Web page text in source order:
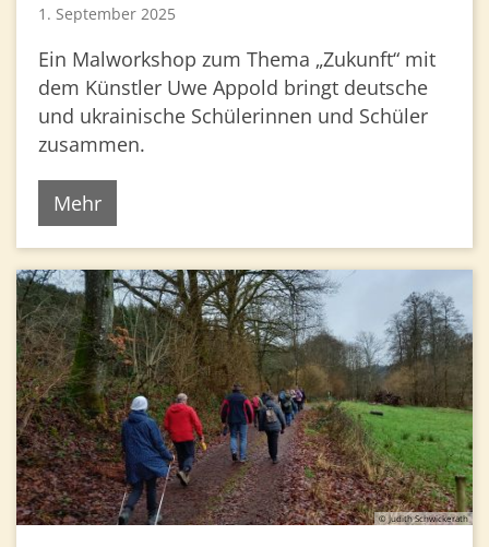
1. September 2025
Ein Malworkshop zum Thema „Zukunft“ mit
dem Künstler Uwe Appold bringt deutsche
und ukrainische Schülerinnen und Schüler
zusammen.
Mehr
© Judith Schwickerath